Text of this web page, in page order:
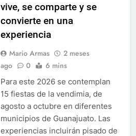
vive, se comparte y se
convierte en una
experiencia
Mario Armas
2 meses
ago
0 6 mins
Para este 2026 se contemplan
15 fiestas de la vendimia, de
agosto a octubre en diferentes
municipios de Guanajuato. Las
experiencias incluirán pisado de